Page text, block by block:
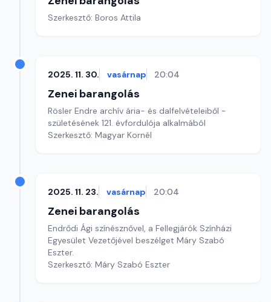
Szerkesztő: Boros Attila
2025. 11. 30. vasárnap 20:04
Zenei barangolás
Rösler Endre archív ária- és dalfelvételeiből -
születésének 121. évfordulója alkalmából
Szerkesztő: Magyar Kornél
2025. 11. 23. vasárnap 20:04
Zenei barangolás
Endrődi Ági színésznővel, a Fellegjárók Színházi
Egyesület Vezetőjével beszélget Máry Szabó
Eszter.
Szerkesztő: Máry Szabó Eszter